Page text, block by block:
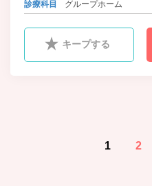
診療科目
グループホーム
キープする
1 2